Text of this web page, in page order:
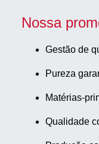
Nossa
Gestão de
Pureza
Matérias-
Qualidade